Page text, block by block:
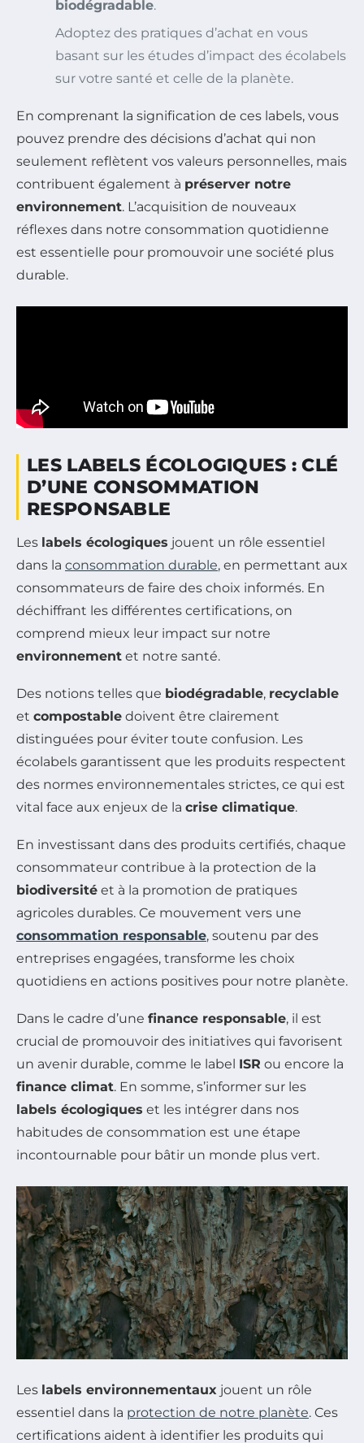
biodégradable.
Adoptez des pratiques d’achat en vous
basant sur les études d’impact des écolabels
sur votre santé et celle de la planète.
En comprenant la signification de ces labels, vous
pouvez prendre des décisions d’achat qui non
seulement reflètent vos valeurs personnelles, mais
contribuent également à préserver notre
environnement. L’acquisition de nouveaux
réflexes dans notre consommation quotidienne
est essentielle pour promouvoir une société plus
durable.
LES LABELS ÉCOLOGIQUES : CLÉ
D’UNE CONSOMMATION
RESPONSABLE
Les labels écologiques jouent un rôle essentiel
dans la consommation durable, en permettant aux
consommateurs de faire des choix informés. En
déchiffrant les différentes certifications, on
comprend mieux leur impact sur notre
environnement et notre santé.
Des notions telles que biodégradable, recyclable
et compostable doivent être clairement
distinguées pour éviter toute confusion. Les
écolabels garantissent que les produits respectent
des normes environnementales strictes, ce qui est
vital face aux enjeux de la crise climatique.
En investissant dans des produits certifiés, chaque
consommateur contribue à la protection de la
biodiversité et à la promotion de pratiques
agricoles durables. Ce mouvement vers une
consommation responsable, soutenu par des
entreprises engagées, transforme les choix
quotidiens en actions positives pour notre planète.
Dans le cadre d’une finance responsable, il est
crucial de promouvoir des initiatives qui favorisent
un avenir durable, comme le label ISR ou encore la
finance climat. En somme, s’informer sur les
labels écologiques et les intégrer dans nos
habitudes de consommation est une étape
incontournable pour bâtir un monde plus vert.
Les labels environnementaux jouent un rôle
essentiel dans la protection de notre planète. Ces
certifications aident à identifier les produits qui